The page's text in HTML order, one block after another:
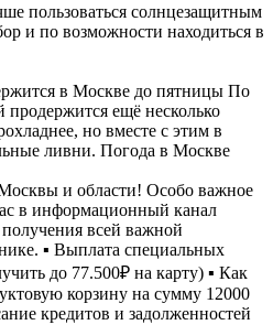
пользоваться солнцезащитным
и по возможности находиться в
в Москве до пятницы По
продержится ещё несколько
но вместе с этим в
ливни. Погода в Москве
и области! Особо важное
в информационный канал
всей важной
▪️ Выплата специальных
до 77.500₽ на карту) ▪️ Как
корзину на сумму 12000
кредитов и задолженностей